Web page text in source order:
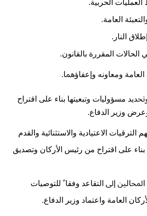
ﻣﺴﺆﻭﻟﻴات ﻭﺗﺒﻌﻴﺘﻬﺎ ﺑﻨﺎﺀ ﻋﻠﻰ ﺍﻗﺘﺮﺍﺡ
ﻭﺯﻳﺮ ﺍﻟﺪﻓﺎﻉ.
ﺍﻟﺘﺮﻗﻴﺎﺕ ﺍﻻﻋﺘﻴﺎﺩﻳﺔ ﻭﺍﻻﺳﺘﺜﻨﺎﺋﻴﺔ ﻭﺍﻟﻘﺪﻡ
ﺑﻨﺎﺀ ﻋﻠﻰ ﺍﻗﺘﺮﺍﺡ ﻣﻦ ﺭﺋﻴﺲ ﺍﻷﺭﻛﺎﻥ ﻭﺗﺼﺪﻳﻖ
ﺍﶈﺎﻟﲔ ﺇﱃ ﺍﻟﺘﻘﺎﻋﺪ ﻭﻓﻘﺎﹰ ﻟﻠﺘﻮﺻﻴﺎﺕ
ﺍﻟﻌﺎﻣﺔ ﻭﺍﻋﺘﻤﺎﺩ ﻭﺯﻳﺮ ﺍﻟﺪﻓﺎﻉ.